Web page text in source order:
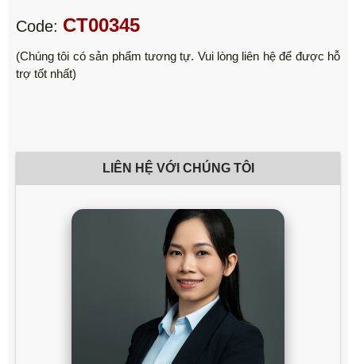
Code: CT00345
(Chúng tôi có sản phẩm tương tự. Vui lòng liên hệ để được hỗ
trợ tốt nhất)
LIÊN HỆ VỚI CHÚNG TÔI